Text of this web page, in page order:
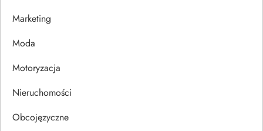
p
i
s
u
Marketing
Moda
Motoryzacja
Nieruchomości
Obcojęzyczne